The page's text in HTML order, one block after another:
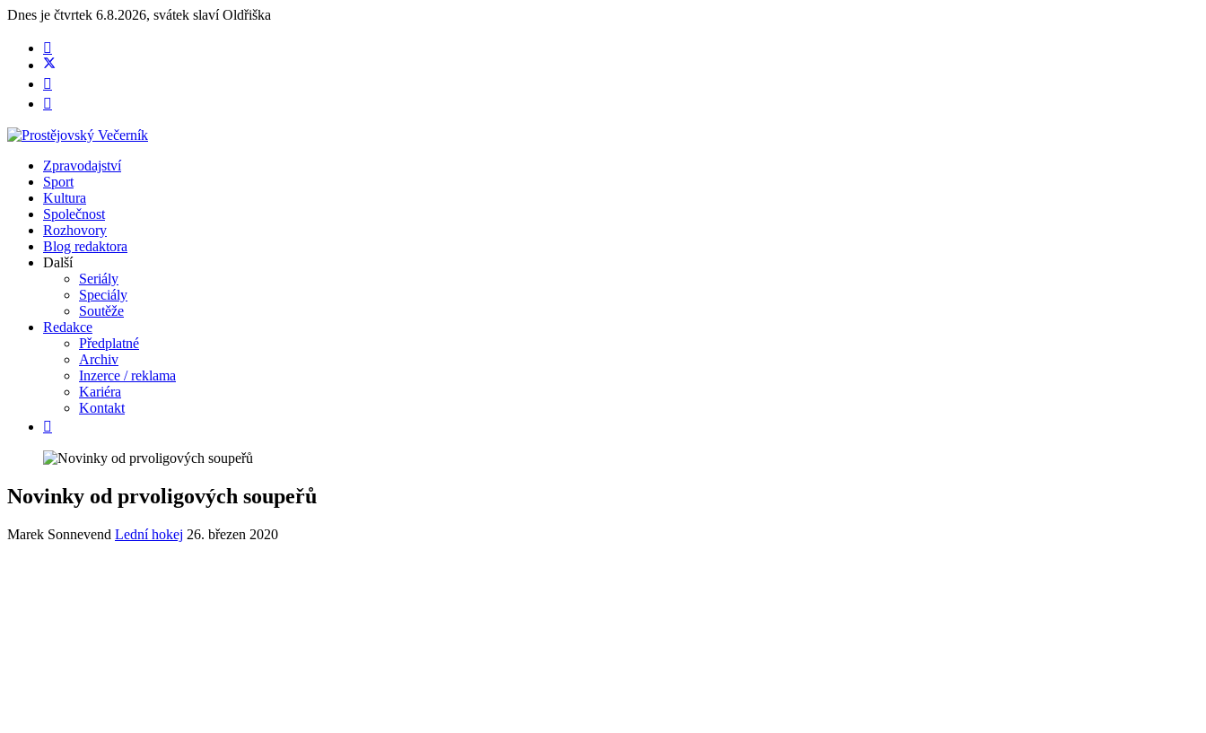
Dnes je čtvrtek 6.8.2026, svátek slavíOldřiška
Zpravodajství
Sport
Kultura
Společnost
Rozhovory
Blog redaktora
Další
Seriály
Speciály
Soutěže
Redakce
Předplatné
Archiv
Inzerce / reklama
Kariéra
Kontakt
Novinky od prvoligových soupeřů
Marek Sonnevend Lední hokej 26. březen 2020